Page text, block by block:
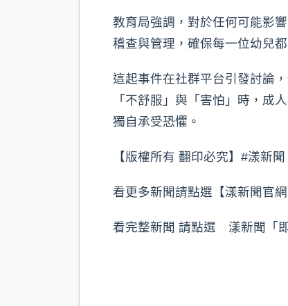
教育局強調，對於任何可能影
稽查與管理，確保每一位幼兒
這起事件在社群平台引發討論
「不舒服」與「害怕」時，成
獨自承受恐懼。
【版權所有 翻印必究】#漾新
看更多新聞請點選【漾新聞官網
看完整新聞 請點選 漾新聞「